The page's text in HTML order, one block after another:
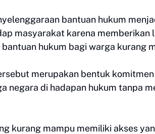
bantuan hukum
masyarakat karena memberikan
hukum bagi warga kurang
merupakan bentuk
negara di hadapan hukum tanpa
kurang mampu memiliki akses